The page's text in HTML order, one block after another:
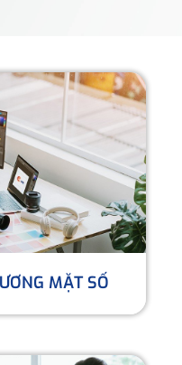
MẶT SỐ